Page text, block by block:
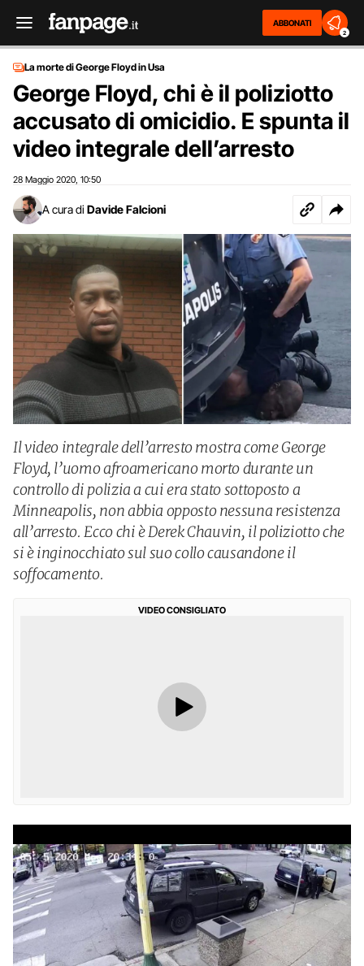
ABBONATI
2
La morte di George Floyd in Usa
George Floyd, chi è il poliziotto
accusato di omicidio. E spunta il
video integrale dell’arresto
28 Maggio 2020 10:50
A cura di Davide Falcioni
Il video integrale dell’arresto mostra come George
Floyd, l’uomo afroamericano morto durante un
controllo di polizia a cui era stato sottoposto a
Minneapolis, non abbia opposto nessuna resistenza
all’arresto. Ecco chi è Derek Chauvin, il poliziotto che
si è inginocchiato sul suo collo causandone il
soffocamento.
VIDEO CONSIGLIATO